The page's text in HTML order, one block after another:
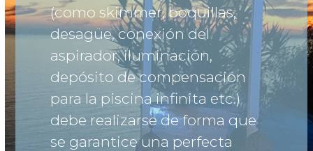
(como skimmer, boquillas,
desagüe, conexión del
aspirador, iluminación,
depósito de compensación
para la piscina infinita etc.)
debe realizarse de forma que
se garantice una perfecta